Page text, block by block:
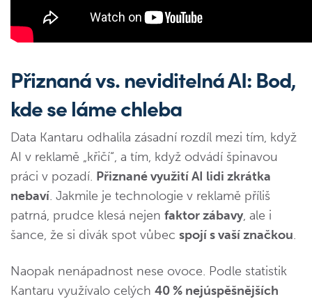
Přiznaná vs. neviditelná AI: Bod,
kde se láme chleba
Data Kantaru odhalila zásadní rozdíl mezi tím, když
AI v reklamě „křičí“, a tím, když odvádí špinavou
práci v pozadí. Přiznané využití AI lidi zkrátka
nebaví. Jakmile je technologie v reklamě příliš
patrná, prudce klesá nejen faktor zábavy, ale i
šance, že si divák spot vůbec spojí s vaší značkou.
Naopak nenápadnost nese ovoce. Podle statistik
Kantaru využívalo celých 40 % nejúspěšnějších